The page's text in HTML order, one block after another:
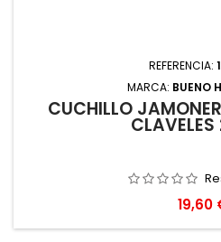
REFERENCIA:
MARCA: BUENO
CUCHILLO
Precio
19,60